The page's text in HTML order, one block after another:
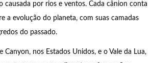
causada por rios e ventos. Cada cânion conta
a evolução do planeta, com suas camadas
do passado.
Canyon, nos Estados Unidos, e o Vale da Lua,